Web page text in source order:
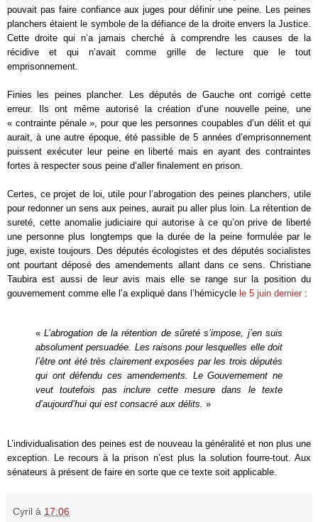
pouvait pas faire confiance aux juges pour définir une peine. Les peines
planchers étaient le symbole de la défiance de la droite envers la Justice.
Cette droite qui n’a jamais cherché à comprendre les causes de la
récidive et qui n’avait comme grille de lecture que le tout
emprisonnement.
Finies les peines plancher. Les députés de Gauche ont corrigé cette
erreur. Ils ont même autorisé la création d’une nouvelle peine, une
« contrainte pénale », pour que les personnes coupables d’un délit et qui
aurait, à une autre époque, été passible de 5 années d’emprisonnement
puissent exécuter leur peine en liberté mais en ayant des contraintes
fortes à respecter sous peine d’aller finalement en prison.
Certes, ce projet de loi, utile pour l’abrogation des peines planchers, utile
pour redonner un sens aux peines, aurait pu aller plus loin. La rétention de
sureté, cette anomalie judiciaire qui autorise à ce qu’on prive de liberté
une personne plus longtemps que la durée de la peine formulée par le
juge, existe toujours. Des députés écologistes et des députés socialistes
ont pourtant déposé des amendements allant dans ce sens. Christiane
Taubira est aussi de leur avis mais elle se range sur la position du
gouvernement comme elle l’a expliqué dans l’hémicycle le 5 juin dernier :
«L’abrogation de la rétention de sûreté s’impose, j’en suis
absolument persuadée. Les raisons pour lesquelles elle doit
l’être ont été très clairement exposées par les trois députés
qui ont défendu ces amendements. Le Gouvernement ne
veut toutefois pas inclure cette mesure dans le texte
d’aujourd’hui qui est consacré aux délits. »
L’individualisation des peines est de nouveau la généralité et non plus une
exception. Le recours à la prison n’est plus la solution fourre-tout. Aux
sénateurs à présent de faire en sorte que ce texte soit applicable.
Cyril à 17:06